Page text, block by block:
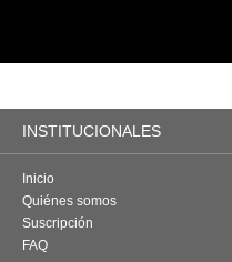
INSTITUCIONALES
Inicio
Quiénes somos
Suscripción
FAQ